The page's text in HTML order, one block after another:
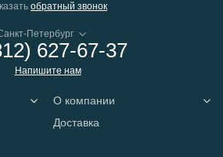
обратный звонок
627-67-37
Напишите нам
О компании
Доставка